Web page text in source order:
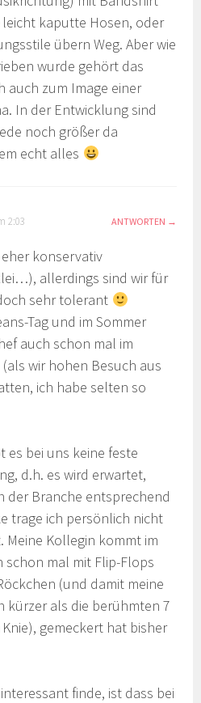
kaputte Hosen, oder
übern Weg. Aber wie
wurde gehört das
auch zum Image einer
In der Entwicklung sind
noch größer da
echt alles
2:03 ANTWORTEN
konservativ
allerdings sind wir für
sehr tolerant
Tag und im Sommer
auch schon mal im
(als wir hohen Besuch aus
ich habe selten so
es bei uns keine feste
d.h. es wird erwartet,
der Branche entsprechend
trage ich persönlich nicht
Meine Kollegin kommt im
schon mal mit Flip-Flops
(und damit meine
kürzer als die berühmten 7
gemeckert hat bisher
finde, ist dass bei